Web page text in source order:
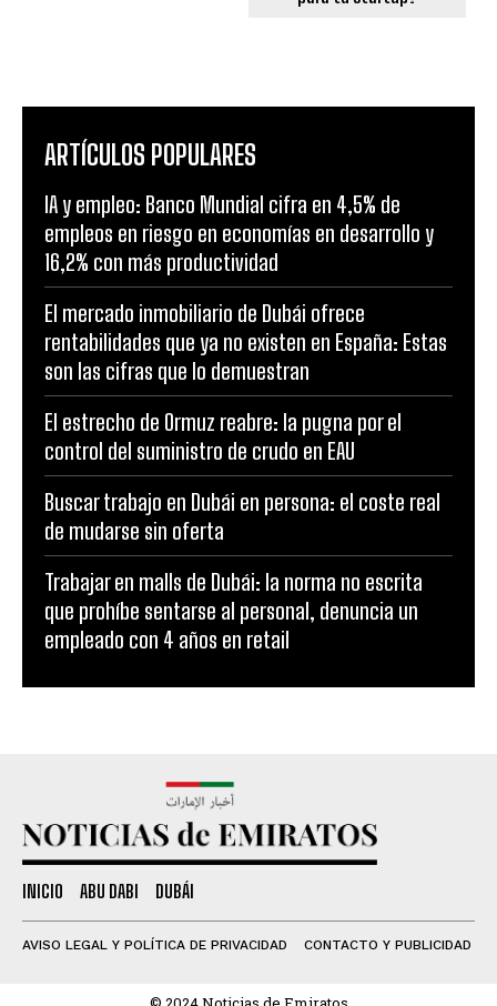
ARTÍCULOS POPULARES
IA y empleo: Banco Mundial cifra en 4,5% de
empleos en riesgo en economías en desarrollo y
16,2% con más productividad
El mercado inmobiliario de Dubái ofrece
rentabilidades que ya no existen en España: Estas
son las cifras que lo demuestran
El estrecho de Ormuz reabre: la pugna por el
control del suministro de crudo en EAU
Buscar trabajo en Dubái en persona: el coste real
de mudarse sin oferta
Trabajar en malls de Dubái: la norma no escrita
que prohíbe sentarse al personal, denuncia un
empleado con 4 años en retail
INICIO ABU DABI DUBÁI
AVISO LEGAL Y POLÍTICA DE PRIVACIDAD CONTACTO Y PUBLICIDAD